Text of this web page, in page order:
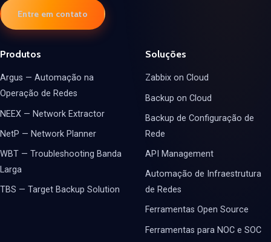
Entre em contato
Produtos
Argus — Automação na
Operação de Redes
NEEX — Network Extractor
NetP — Network Planner
WBT — Troubleshooting Banda
Larga
TBS — Target Backup Solution
Soluções
Zabbix on Cloud
Backup on Cloud
Backup de Configuração de
Rede
API Management
Automação de Infraestrutura
de Redes
Ferramentas Open Source
Ferramentas para NOC e SOC